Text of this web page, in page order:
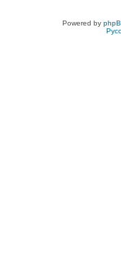
Powered by